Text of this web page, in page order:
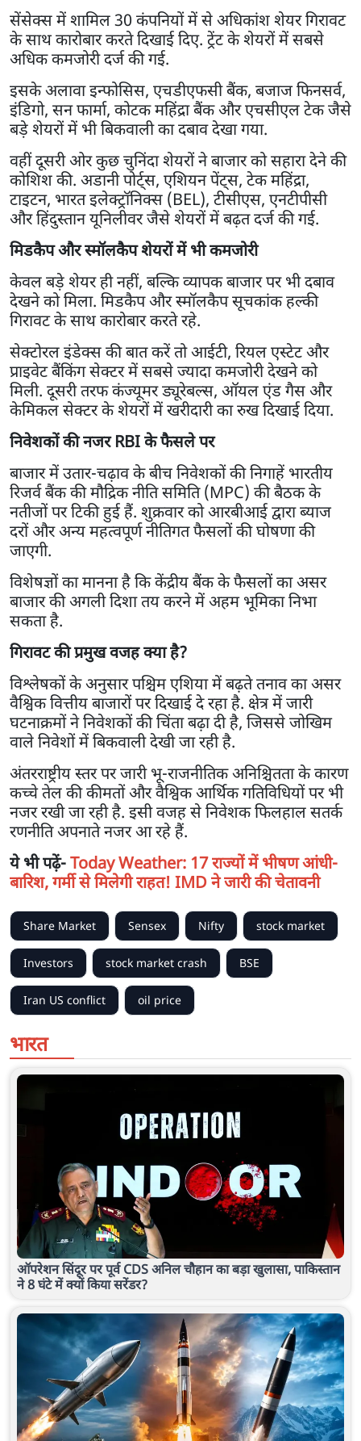
सेंसेक्स में शामिल 30 कंपनियों में से अधिकांश शेयर गिरावट
के साथ कारोबार करते दिखाई दिए. ट्रेंट के शेयरों में सबसे
अधिक कमजोरी दर्ज की गई.
इसके अलावा इन्फोसिस, एचडीएफसी बैंक, बजाज फिनसर्व,
इंडिगो, सन फार्मा, कोटक महिंद्रा बैंक और एचसीएल टेक जैसे
बड़े शेयरों में भी बिकवाली का दबाव देखा गया.
वहीं दूसरी ओर कुछ चुनिंदा शेयरों ने बाजार को सहारा देने की
कोशिश की. अडानी पोर्ट्स, एशियन पेंट्स, टेक महिंद्रा,
टाइटन, भारत इलेक्ट्रॉनिक्स (BEL), टीसीएस, एनटीपीसी
और हिंदुस्तान यूनिलीवर जैसे शेयरों में बढ़त दर्ज की गई.
मिडकैप और स्मॉलकैप शेयरों में भी कमजोरी
केवल बड़े शेयर ही नहीं, बल्कि व्यापक बाजार पर भी दबाव
देखने को मिला. मिडकैप और स्मॉलकैप सूचकांक हल्की
गिरावट के साथ कारोबार करते रहे.
सेक्टोरल इंडेक्स की बात करें तो आईटी, रियल एस्टेट और
प्राइवेट बैंकिंग सेक्टर में सबसे ज्यादा कमजोरी देखने को
मिली. दूसरी तरफ कंज्यूमर ड्यूरेबल्स, ऑयल एंड गैस और
केमिकल सेक्टर के शेयरों में खरीदारी का रुख दिखाई दिया.
निवेशकों की नजर RBI के फैसले पर
बाजार में उतार-चढ़ाव के बीच निवेशकों की निगाहें भारतीय
रिजर्व बैंक की मौद्रिक नीति समिति (MPC) की बैठक के
नतीजों पर टिकी हुई हैं. शुक्रवार को आरबीआई द्वारा ब्याज
दरों और अन्य महत्वपूर्ण नीतिगत फैसलों की घोषणा की
जाएगी.
विशेषज्ञों का मानना है कि केंद्रीय बैंक के फैसलों का असर
बाजार की अगली दिशा तय करने में अहम भूमिका निभा
सकता है.
गिरावट की प्रमुख वजह क्या है?
विश्लेषकों के अनुसार पश्चिम एशिया में बढ़ते तनाव का असर
वैश्विक वित्तीय बाजारों पर दिखाई दे रहा है. क्षेत्र में जारी
घटनाक्रमों ने निवेशकों की चिंता बढ़ा दी है, जिससे जोखिम
वाले निवेशों में बिकवाली देखी जा रही है.
अंतरराष्ट्रीय स्तर पर जारी भू-राजनीतिक अनिश्चितता के कारण
कच्चे तेल की कीमतों और वैश्विक आर्थिक गतिविधियों पर भी
नजर रखी जा रही है. इसी वजह से निवेशक फिलहाल सतर्क
रणनीति अपनाते नजर आ रहे हैं.
ये भी पढ़ें-Today Weather: 17 राज्यों में भीषण आंधी-
बारिश, गर्मी से मिलेगी राहत! IMD ने जारी की चेतावनी
Share Market Sensex Nifty stock market
Investors stock market crash BSE
Iran US conflict oil price
भारत
ऑपरेशन सिंदूर पर पूर्व CDS अनिल चौहान का बड़ा खुलासा, पाकिस्तान
ने 8 घंटे में क्यों किया सरेंडर?